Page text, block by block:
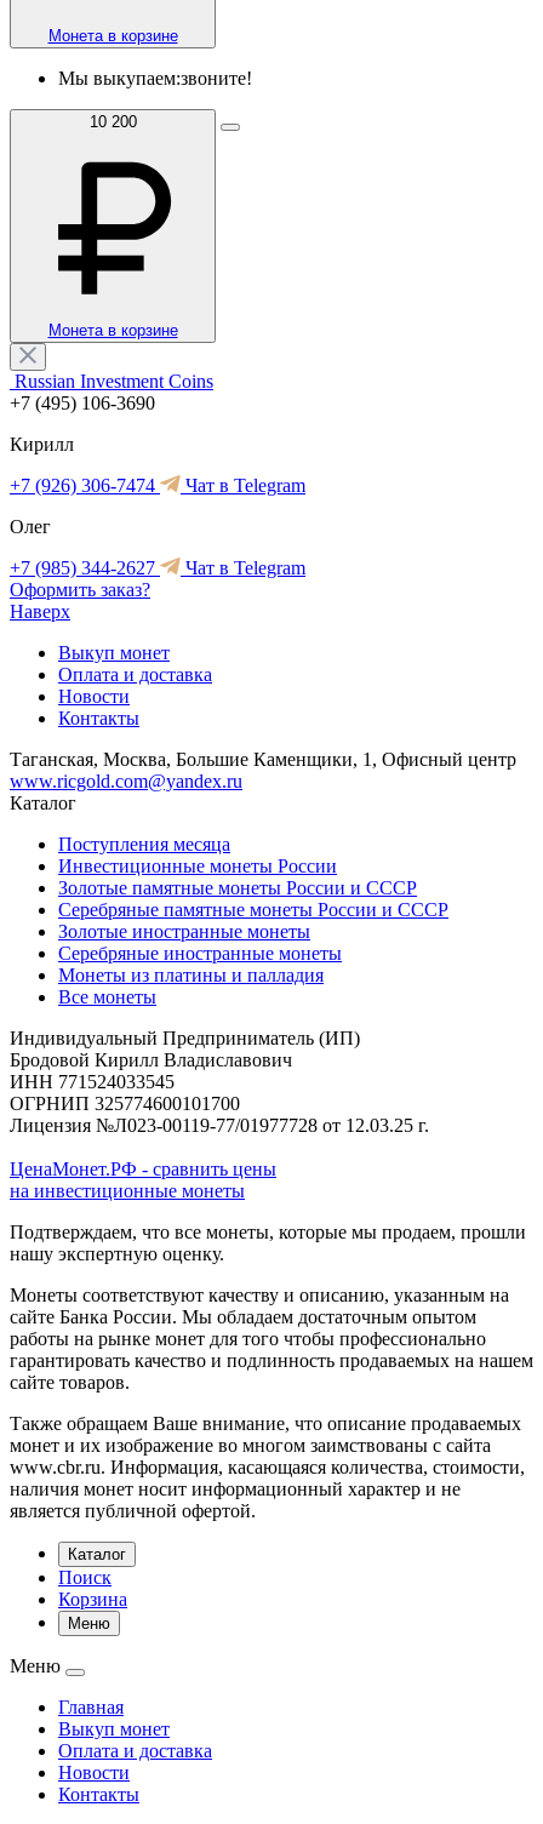
Монета в корзине
Мы выкупаем:звоните!
10 200
Монета в корзине
Russian Investment Coins
+7 (495) 106-3690
Кирилл
+7 (926) 306-7474
Чат в Telegram
Олег
+7 (985) 344-2627
Чат в Telegram
Оформить заказ?
Наверх
Выкуп монет
Оплата и доставка
Новости
Контакты
Таганская, Москва, Большие Каменщики, 1, Офисный центр
www.ricgold.com@yandex.ru
Каталог
Поступления месяца
Инвестиционные монеты России
Золотые памятные монеты России и СССР
Серебряные памятные монеты России и СССР
Золотые иностранные монеты
Серебряные иностранные монеты
Монеты из платины и палладия
Все монеты
Индивидуальный Предприниматель (ИП)
Бродовой Кирилл Владиславович
ИНН 771524033545
ОГРНИП 325774600101700
Лицензия №Л023-00119-77/01977728 от 12.03.25 г.
ЦенаМонет.РФ - сравнить цены
на инвестиционные монеты
Подтверждаем, что все монеты, которые мы продаем, прошли
нашу экспертную оценку.
Монеты соответствуют качеству и описанию, указанным на
сайте Банка России. Мы обладаем достаточным опытом
работы на рынке монет для того чтобы профессионально
гарантировать качество и подлинность продаваемых на нашем
сайте товаров.
Также обращаем Ваше внимание, что описание продаваемых
монет и их изображение во многом заимствованы с сайта
www.cbr.ru. Информация, касающаяся количества, стоимости,
наличия монет носит информационный характер и не
является публичной офертой.
Каталог
Поиск
Корзина
Меню
Меню
Главная
Выкуп монет
Оплата и доставка
Новости
Контакты